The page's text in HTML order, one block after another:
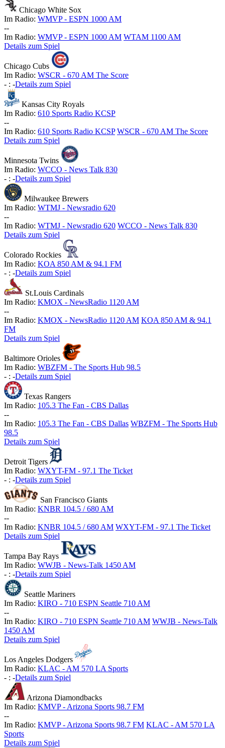
Chicago White Sox
Im Radio: WMVP - ESPN 1000 AM
--
Im Radio: WMVP - ESPN 1000 AM WTAM 1100 AM
Details zum Spiel
Chicago Cubs
Im Radio: WSCR - 670 AM The Score
- : -Details zum Spiel
Kansas City Royals
Im Radio: 610 Sports Radio KCSP
--
Im Radio: 610 Sports Radio KCSP WSCR - 670 AM The Score
Details zum Spiel
Minnesota Twins
Im Radio: WCCO - News Talk 830
- : -Details zum Spiel
Milwaukee Brewers
Im Radio: WTMJ - Newsradio 620
--
Im Radio: WTMJ - Newsradio 620 WCCO - News Talk 830
Details zum Spiel
Colorado Rockies
Im Radio: KOA 850 AM & 94.1 FM
- : -Details zum Spiel
St.Louis Cardinals
Im Radio: KMOX - NewsRadio 1120 AM
--
Im Radio: KMOX - NewsRadio 1120 AM KOA 850 AM & 94.1
FM
Details zum Spiel
Baltimore Orioles
Im Radio: WBZFM - The Sports Hub 98.5
- : -Details zum Spiel
Texas Rangers
Im Radio: 105.3 The Fan - CBS Dallas
--
Im Radio: 105.3 The Fan - CBS Dallas WBZFM - The Sports Hub
98.5
Details zum Spiel
Detroit Tigers
Im Radio: WXYT-FM - 97.1 The Ticket
- : -Details zum Spiel
San Francisco Giants
Im Radio: KNBR 104.5 / 680 AM
--
Im Radio: KNBR 104.5 / 680 AM WXYT-FM - 97.1 The Ticket
Details zum Spiel
Tampa Bay Rays
Im Radio: WWJB - News-Talk 1450 AM
- : -Details zum Spiel
Seattle Mariners
Im Radio: KIRO - 710 ESPN Seattle 710 AM
--
Im Radio: KIRO - 710 ESPN Seattle 710 AM WWJB - News-Talk
1450 AM
Details zum Spiel
Los Angeles Dodgers
Im Radio: KLAC - AM 570 LA Sports
- : -Details zum Spiel
Arizona Diamondbacks
Im Radio: KMVP - Arizona Sports 98.7 FM
--
Im Radio: KMVP - Arizona Sports 98.7 FM KLAC - AM 570 LA
Sports
Details zum Spiel